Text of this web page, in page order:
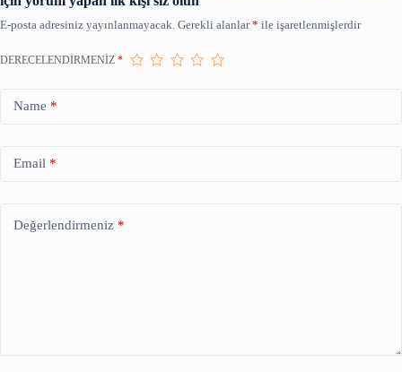
E-posta adresiniz yayınlanmayacak. Gerekli alanlar* ile işaretlenmişlerdir
DERECELENDIRMENIZ *
Name *
Email *
Değerlendirmeniz *